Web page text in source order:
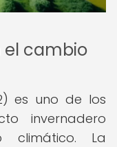
el cambio
es uno de los
invernadero
climático. La